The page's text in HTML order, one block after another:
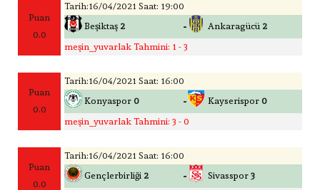
Puan
0.0
Tarih:16/04/2021 Saat: 19:00
Beşiktaş 2 - Ankaragücü 2
meşin_yuvarlak Tahmini: 1 - 3
Puan
0.0
Tarih:16/04/2021 Saat: 16:00
Konyaspor 0 - Kayserispor 0
meşin_yuvarlak Tahmini: 3 - 0
Puan
0.0
Tarih:16/04/2021 Saat: 16:00
Gençlerbirliği 2 - Sivasspor 3